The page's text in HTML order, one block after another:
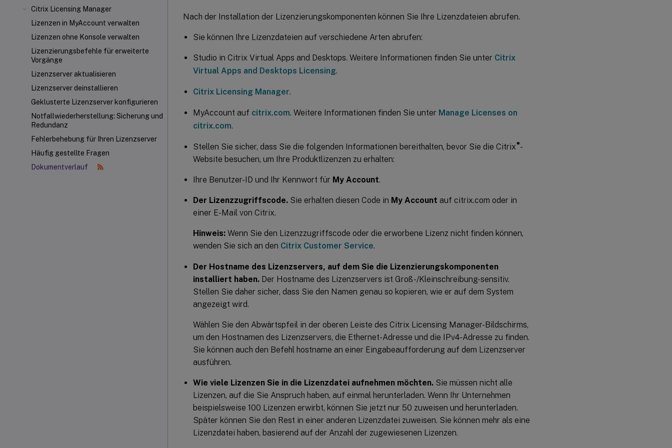
Citrix Licensing Manager
Lizenzen in MyAccount verwalten
Lizenzen ohne Konsole verwalten
Lizenzierungsbefehle für erweiterte
Vorgänge
Lizenzserver aktualisieren
Lizenzserver deinstallieren
Geklusterte Lizenzserver konfigurieren
Notfallwiederherstellung: Sicherung und
Redundanz
Fehlerbehebung für Ihren Lizenzserver
Häufig gestellte Fragen
Dokumentverlauf
Nach der Installation der Lizenzierungskomponenten können Sie Ihre Lizenzdateien abrufen.
Sie können Ihre Lizenzdateien auf verschiedene Arten abrufen:
Studio in Citrix Virtual Apps and Desktops. Weitere Informationen finden Sie unter Citrix
Virtual Apps and Desktops Licensing.
Citrix Licensing Manager.
MyAccount auf citrix.com. Weitere Informationen finden Sie unter Manage Licenses on
citrix.com.
Stellen Sie sicher, dass Sie die folgenden Informationen bereithalten, bevor Sie die Citrix®-
Website besuchen, um Ihre Produktlizenzen zu erhalten:
Ihre Benutzer-ID und Ihr Kennwort für My Account.
Der Lizenzzugriffscode. Sie erhalten diesen Code in My Account auf citrix.com oder in
einer E-Mail von Citrix.
Hinweis: Wenn Sie den Lizenzzugriffscode oder die erworbene Lizenz nicht finden können,
wenden Sie sich an den Citrix Customer Service.
Der Hostname des Lizenzservers, auf dem Sie die Lizenzierungskomponenten
installiert haben. Der Hostname des Lizenzservers ist Groß-/Kleinschreibung-sensitiv.
Stellen Sie daher sicher, dass Sie den Namen genau so kopieren, wie er auf dem System
angezeigt wird.
Wählen Sie den Abwärtspfeil in der oberen Leiste des Citrix Licensing Manager-Bildschirms,
um den Hostnamen des Lizenzservers, die Ethernet-Adresse und die IPv4-Adresse zu finden.
Sie können auch den Befehl hostname an einer Eingabeaufforderung auf dem Lizenzserver
ausführen.
Wie viele Lizenzen Sie in die Lizenzdatei aufnehmen möchten. Sie müssen nicht alle
Lizenzen, auf die Sie Anspruch haben, auf einmal herunterladen. Wenn Ihr Unternehmen
beispielsweise 100 Lizenzen erwirbt, können Sie jetzt nur 50 zuweisen und herunterladen.
Später können Sie den Rest in einer anderen Lizenzdatei zuweisen. Sie können mehr als eine
Lizenzdatei haben, basierend auf der Anzahl der zugewiesenen Lizenzen.